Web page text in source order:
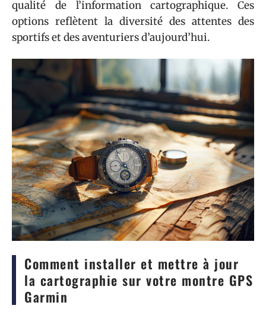
qualité de l’information cartographique. Ces
options reflètent la diversité des attentes des
sportifs et des aventuriers d’aujourd’hui.
Comment installer et mettre à jour
la cartographie sur votre montre GPS
Garmin